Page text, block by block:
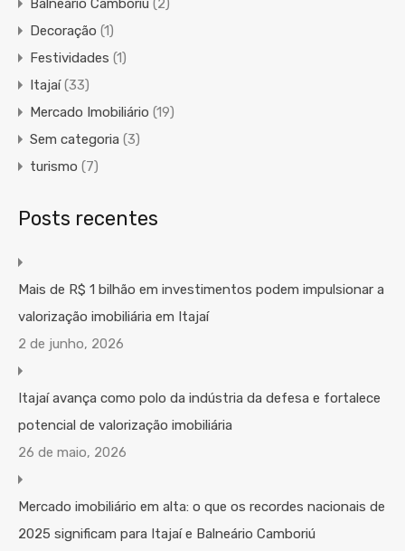
Balneário Camboriú (2)
Decoração (1)
Festividades (1)
Itajaí(33)
Mercado Imobiliário (19)
Sem categoria (3)
turismo (7)
Posts recentes
Mais de R$ 1 bilhão em investimentos podem impulsionar a
valorização imobiliária em Itajaí
2 de junho, 2026
Itajaí avança como polo da indústria da defesa e fortalece
potencial de valorização imobiliária
26 de maio, 2026
Mercado imobiliário em alta: o que os recordes nacionais de
2025 significam para Itajaí e Balneário Camboriú